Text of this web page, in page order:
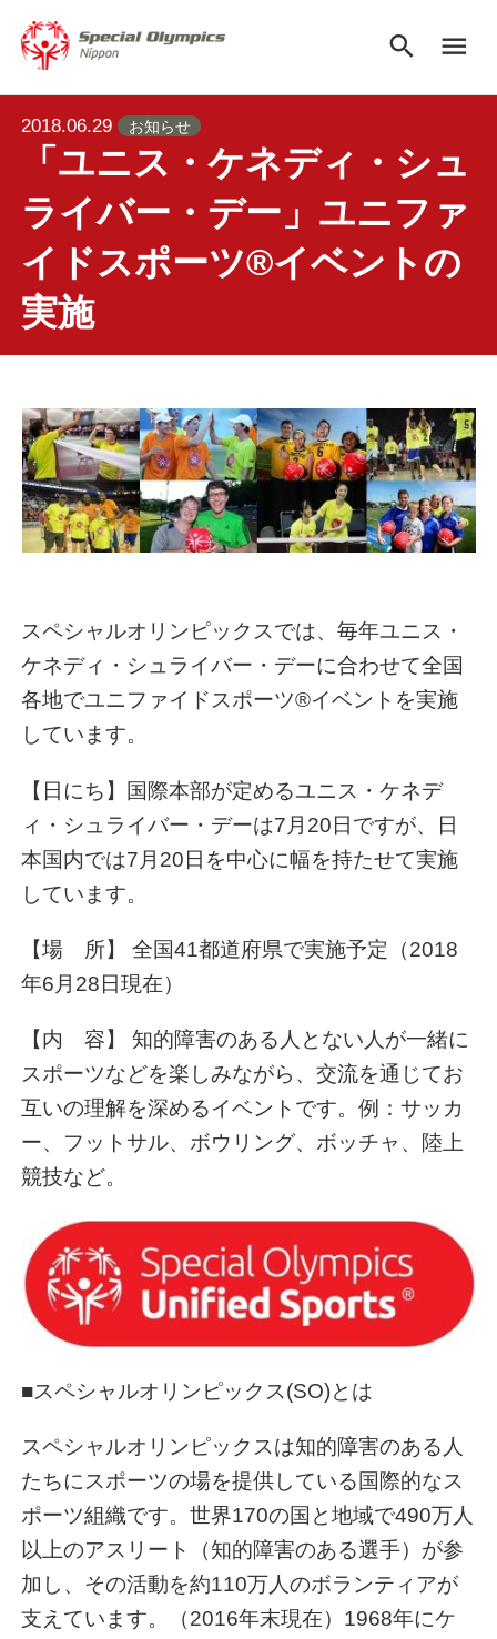
search menu
2018.06.29 お知らせ
「ユニス・ケネディ・シュ
ライバー・デー」ユニファ
イドスポーツ®イベントの
実施
スペシャルオリンピックスでは、毎年ユニス・
ケネディ・シュライバー・デーに合わせて全国
各地でユニファイドスポーツ®イベントを実施
しています。
【日にち】国際本部が定めるユニス・ケネデ
ィ・シュライバー・デーは7月20日ですが、日
本国内では7月20日を中心に幅を持たせて実施
しています。
【場 所】 全国41都道府県で実施予定（2018
年6月28日現在）
【内 容】 知的障害のある人とない人が一緒に
スポーツなどを楽しみながら、交流を通じてお
互いの理解を深めるイベントです。例：サッカ
ー、フットサル、ボウリング、ボッチャ、陸上
競技など。
■スペシャルオリンピックス(SO)とは
スペシャルオリンピックスは知的障害のある人
たちにスポーツの場を提供している国際的なス
ポーツ組織です。世界170の国と地域で490万人
以上のアスリート（知的障害のある選手）が参
加し、その活動を約110万人のボランティアが
支えています。（2016年末現在）1968年にケ